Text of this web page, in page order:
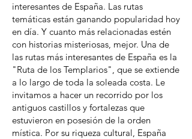
interesantes de España. Las rutas
temáticas están ganando popularidad hoy
en día. Y cuanto más relacionadas estén
con historias misteriosas, mejor. Una de
las rutas más interesantes de España es la
"Ruta de los Templarios", que se extiende
a lo largo de toda la soleada costa. Le
invitamos a hacer un recorrido por los
antiguos castillos y fortalezas que
estuvieron en posesión de la orden
mística. Por su riqueza cultural, España